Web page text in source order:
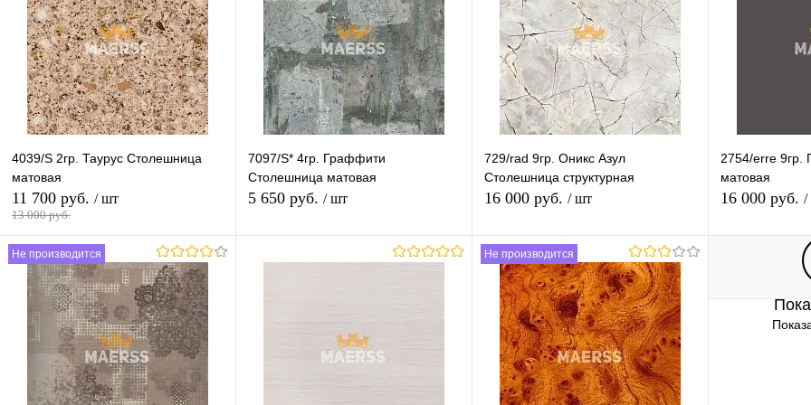
гр.8 гр.9 гр.10 гр.11
Высота (Ваш Выбор)
600mm 1200mm
Длина (Ваш Выбор)
3050mm 4100mm
гр.9-11
Высота (Ваш Выбор)
40mm 28mm
Длина (Ваш Выбор)
3050mm
гр.9-11
Длина (Ваш Выбор)
3050mm
4039/S 2гр. Таурус Столешница
матовая
11 700 руб. / шт
13 000 руб.
В корзину
Купить в 1 клик К сравнению
В избранное В наличии
Толщина (Ваш Выбор)
28mm 40mm
7097/S* 4гр. Граффити
Столешница матовая
5 650 руб. / шт
В корзину
В избранное
729/rad 9гр. Оникс Азул
Столешница структурная
16 000 руб. / шт
В корзину
Купить в 1 клик К сравнению
В избранное Под заказ
Толщина (Ваш Выбор)
28mm 40mm
2754/erre 9гр.
матовая
16 000 руб. /
Купить в 1
Не производится Не производится